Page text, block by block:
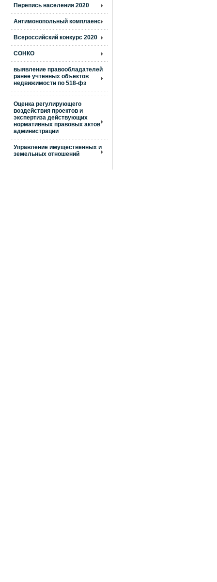
Перепись населения 2020
Антимонопольный комплаенс
Всероссийский конкурс 2020
СОНКО
выявление правообладателей
ранее учтенных объектов
недвижимости по 518-фз
Оценка регулирующего
воздействия проектов и
экспертиза действующих
нормативных правовых актов
администрации
Управление имущественных и
земельных отношений